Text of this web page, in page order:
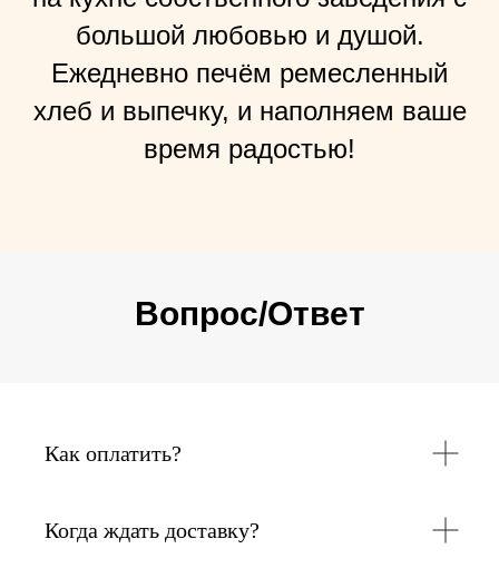
большой любовью и душой.
Ежедневно печём ремесленный
хлеб и выпечку, и наполняем ваше
время радостью!
Вопрос/Ответ
Как оплатить?
Когда ждать доставку?